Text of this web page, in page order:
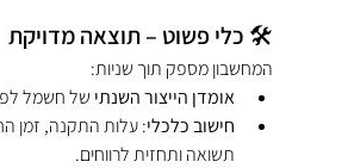
🛠 כלי פשוט – תוצאה מדויקת
המחשבון מספק תוך שניות:
אומדן הייצור השנתי של חשמל
חישוב כלכלי: עלות התקנה, זמן
תשואה ותחזית לרווחים.